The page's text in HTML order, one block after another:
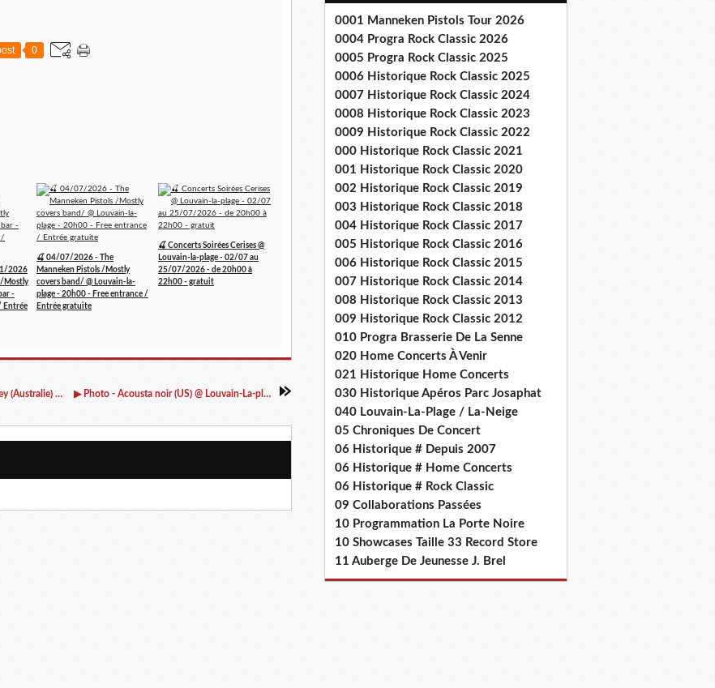
0
2026
/Mostly
-
Entrée
🍒 04/07/2026 - The
Manneken Pistols /Mostly
covers band/ @ Louvain-la-
plage - 20h00 - Free entrance /
Entrée gratuite
🍒 Concerts Soirées Cerises @
Louvain-la-plage - 02/07 au
25/07/2026 - de 20h00 à
22h00 - gratuit
▶ Video - Concert en appartement Brigitte Handley (Australie) @ Uccle - 01/07/2018 ▶ Photo - Acousta noir (US) @ Louvain-La-plage - 07/07/2018
0001 Manneken Pistols Tour 2026
0004 Progra Rock Classic 2026
0005 Progra Rock Classic 2025
0006 Historique Rock Classic 2025
0007 Historique Rock Classic 2024
0008 Historique Rock Classic 2023
0009 Historique Rock Classic 2022
000 Historique Rock Classic 2021
001 Historique Rock Classic 2020
002 Historique Rock Classic 2019
003 Historique Rock Classic 2018
004 Historique Rock Classic 2017
005 Historique Rock Classic 2016
006 Historique Rock Classic 2015
007 Historique Rock Classic 2014
008 Historique Rock Classic 2013
009 Historique Rock Classic 2012
010 Progra Brasserie De La Senne
020 Home Concerts À Venir
021 Historique Home Concerts
030 Historique Apéros Parc Josaphat
040 Louvain-La-Plage / La-Neige
05 Chroniques De Concert
06 Historique # Depuis 2007
06 Historique # Home Concerts
06 Historique # Rock Classic
09 Collaborations Passées
10 Programmation La Porte Noire
10 Showcases Taille 33 Record Store
11 Auberge De Jeunesse J. Brel